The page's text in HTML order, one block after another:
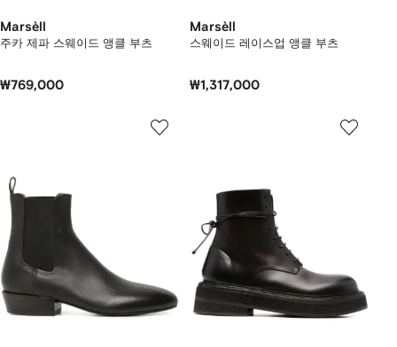
Marsèll
주카 제파 스웨이드 앵클 부츠
₩769,000
Marsèll
스웨이드 레이스업 앵클 부츠
₩1,317,000